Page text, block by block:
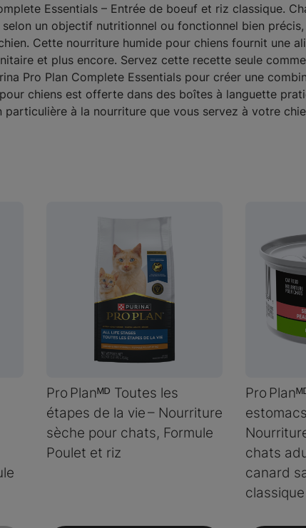
Essentials – Entrée de boeuf et riz classique.
un objectif nutritionnel ou fonctionnel bien
Cette nourriture humide pour chiens fournit une
et plus encore. Servez cette recette seule
Pro Plan Complete Essentials pour créer une
chiens est offerte dans des boîtes à languette
à la nourriture que vous servez à votre
Pro Planᴹᴰ Toutes les
étapes de la vie – Nourriture
sèche pour chats, Formule
Poulet et riz
Pro
chats
canard
classique